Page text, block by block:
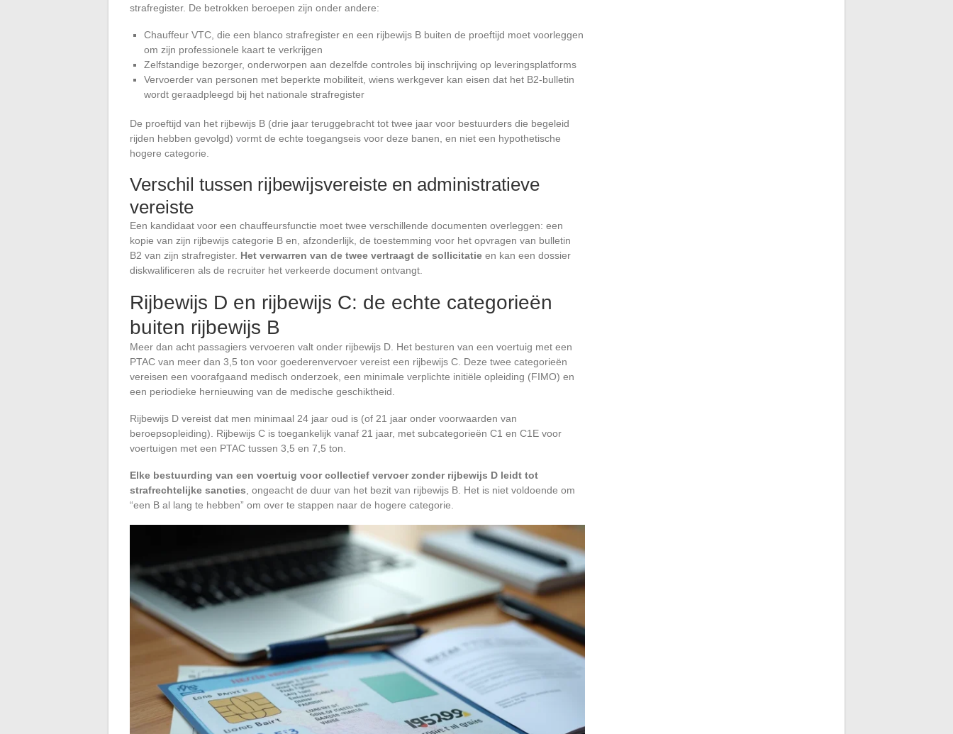
strafregister. De betrokken beroepen zijn onder andere:
Chauffeur VTC, die een blanco strafregister en een rijbewijs B buiten de proeftijd moet voorleggen
om zijn professionele kaart te verkrijgen
Zelfstandige bezorger, onderworpen aan dezelfde controles bij inschrijving op leveringsplatforms
Vervoerder van personen met beperkte mobiliteit, wiens werkgever kan eisen dat het B2-bulletin
wordt geraadpleegd bij het nationale strafregister
De proeftijd van het rijbewijs B (drie jaar teruggebracht tot twee jaar voor bestuurders die begeleid
rijden hebben gevolgd) vormt de echte toegangseis voor deze banen, en niet een hypothetische
hogere categorie.
Verschil tussen rijbewijsvereiste en administratieve
vereiste
Een kandidaat voor een chauffeursfunctie moet twee verschillende documenten overleggen: een
kopie van zijn rijbewijs categorie B en, afzonderlijk, de toestemming voor het opvragen van bulletin
B2 van zijn strafregister. Het verwarren van de twee vertraagt de sollicitatie en kan een dossier
diskwalificeren als de recruiter het verkeerde document ontvangt.
Rijbewijs D en rijbewijs C: de echte categorieën
buiten rijbewijs B
Meer dan acht passagiers vervoeren valt onder rijbewijs D. Het besturen van een voertuig met een
PTAC van meer dan 3,5 ton voor goederenvervoer vereist een rijbewijs C. Deze twee categorieën
vereisen een voorafgaand medisch onderzoek, een minimale verplichte initiële opleiding (FIMO) en
een periodieke hernieuwing van de medische geschiktheid.
Rijbewijs D vereist dat men minimaal 24 jaar oud is (of 21 jaar onder voorwaarden van
beroepsopleiding). Rijbewijs C is toegankelijk vanaf 21 jaar, met subcategorieën C1 en C1E voor
voertuigen met een PTAC tussen 3,5 en 7,5 ton.
Elke bestuurding van een voertuig voor collectief vervoer zonder rijbewijs D leidt tot
strafrechtelijke sancties, ongeacht de duur van het bezit van rijbewijs B. Het is niet voldoende om
“een B al lang te hebben” om over te stappen naar de hogere categorie.